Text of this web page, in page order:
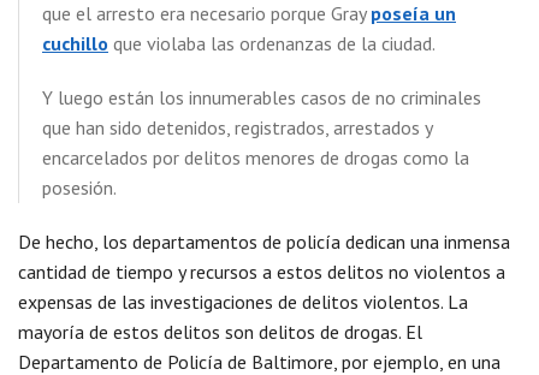
que el arresto era necesario porque Gray poseía un
cuchillo que violaba las ordenanzas de la ciudad.
Y luego están los innumerables casos de no criminales
que han sido detenidos, registrados, arrestados y
encarcelados por delitos menores de drogas como la
posesión.
De hecho, los departamentos de policía dedican una inmensa
cantidad de tiempo y recursos a estos delitos no violentos a
expensas de las investigaciones de delitos violentos. La
mayoría de estos delitos son delitos de drogas. El
Departamento de Policía de Baltimore, por ejemplo, en una